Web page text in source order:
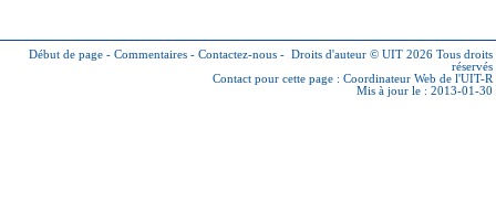
Début de page - Commentaires - Contactez-nous - Droits d'auteur © UIT 2026 Tous droits
réservés
Contact pour cette page : Coordinateur Web de l'UIT-R
Mis à jour le : 2013-01-30